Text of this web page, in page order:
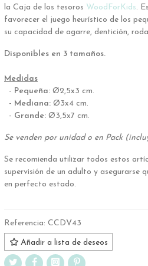
la Caja de los tesoros WoodForKids.
favorecer el juego heurístico de los
su capacidad de agarre, dentición,
Disponibles en 3 tamaños.
Medidas
- Pequeña: Ø2,5x3 cm.
- Mediana: Ø3x4 cm.
- Grande: Ø3,5x7 cm.
Se venden por unidad o en Pack
Se recomienda utilizar todos estos
supervisión de un adulto y asegurarse
en perfecto estado.
Referencia: CCDV43
Añadir a lista de deseos